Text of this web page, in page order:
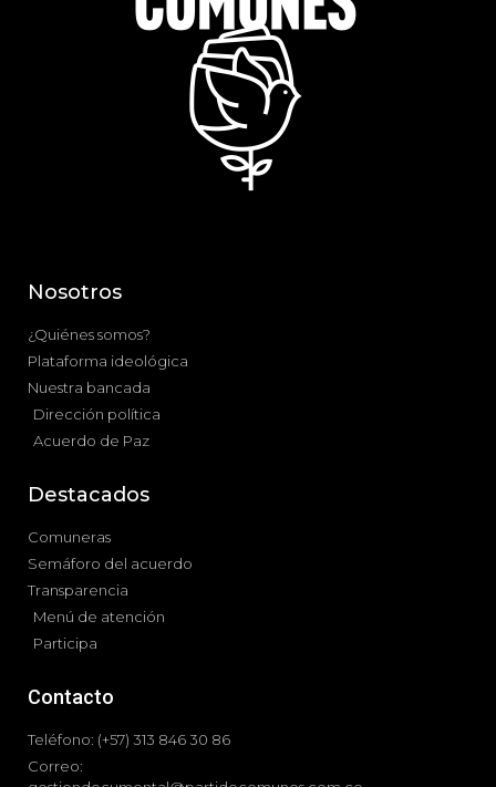
Nosotros
¿Quiénes somos?
Plataforma ideológica
Nuestra bancada
Dirección política
Acuerdo de Paz
Destacados
Comuneras
Semáforo del acuerdo
Transparencia
Menú de atención
Participa
Contacto
Teléfono: (+57) 313 846 30 86
Correo: